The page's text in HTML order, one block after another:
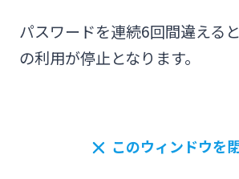
パスワードを連続6回間違える
の利用が停止となります。